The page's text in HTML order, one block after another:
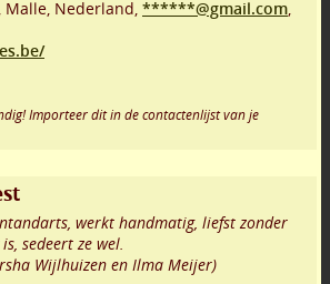
Malle Nederland, ******@gmail.com
Importeer dit in de contactenlijst van je
werkt handmatig, liefst zonder
sedeert ze wel.
Wijlhuizen en Ilma Meijer)